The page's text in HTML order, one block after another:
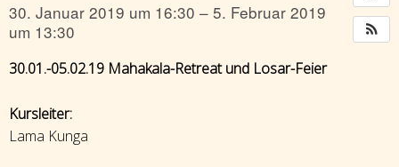
30. Januar 2019 um 16:30 – 5. Februar 2019
um 13:30
30.01.-05.02.19 Mahakala-Retreat und Losar-Feier
Kursleiter:
Lama Kunga